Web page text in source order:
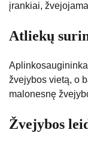
įrankiai,
Atliekų
žvejybos vietą, o
malonesnę
Žvejybos